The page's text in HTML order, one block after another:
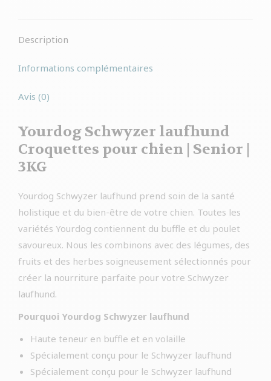
Description
Informations complémentaires
Avis (0)
Yourdog Schwyzer laufhund
Croquettes pour chien | Senior |
3KG
Yourdog Schwyzer laufhund prend soin de la santé
holistique et du bien-être de votre chien. Toutes les
variétés Yourdog contiennent du buffle et du poulet
savoureux. Nous les combinons avec des légumes, des
fruits et des herbes soigneusement sélectionnés pour
créer la nourriture parfaite pour votre Schwyzer
laufhund.
Pourquoi Yourdog Schwyzer laufhund
Haute teneur en buffle et en volaille
Spécialement conçu pour le Schwyzer laufhund
Spécialement conçu pour le Schwyzer laufhund